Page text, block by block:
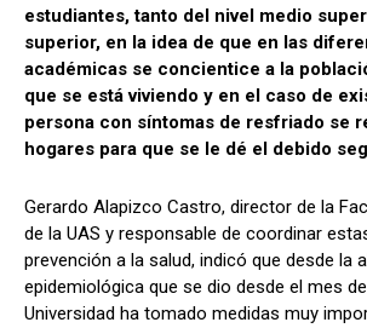
p
p
o
k
m
tir
estudiantes, tanto del nivel medio
superior, en la idea de que en las
académicas se concientice a la
que se está viviendo y en el caso de
persona con síntomas de resfriado se
hogares para que se le dé el debido
Gerardo Alapizco Castro, director de la
de la UAS y responsable de coordinar
prevención a la salud, indicó que desde la
epidemiológica que se dio desde el mes
Universidad ha tomado medidas muy